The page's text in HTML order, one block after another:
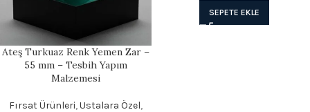
Ateş Turkuaz Renk Yemen Zar –
55 mm – Tesbih Yapım
Malzemesi
Fırsat Ürünleri,Ustalara Özel,
SEPETE EKLE